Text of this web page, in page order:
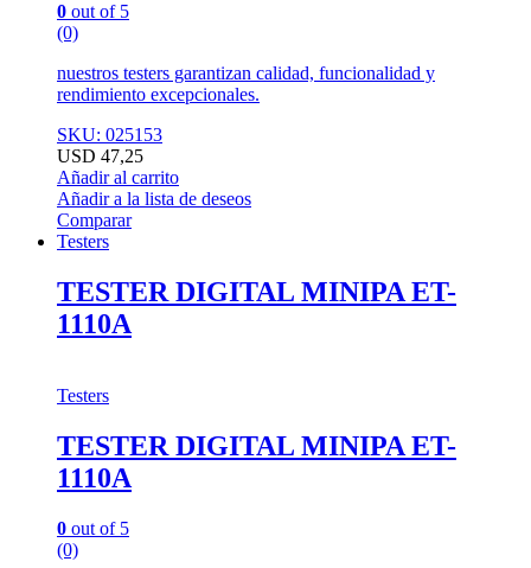
0 out of 5
(0)
nuestros testers garantizan calidad, funcionalidad y
rendimiento excepcionales.
SKU: 025153
USD 47,25
Añadir al carrito
Añadir a la lista de deseos
Comparar
Testers
TESTER DIGITAL MINIPA ET-
1110A
Testers
TESTER DIGITAL MINIPA ET-
1110A
0 out of 5
(0)